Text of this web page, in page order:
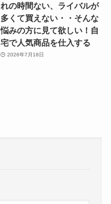
れの時間ない、ライバルが
多くて買えない・・そんな
悩みの方に見て欲しい！自
宅で人気商品を仕入する
2026年7月18日